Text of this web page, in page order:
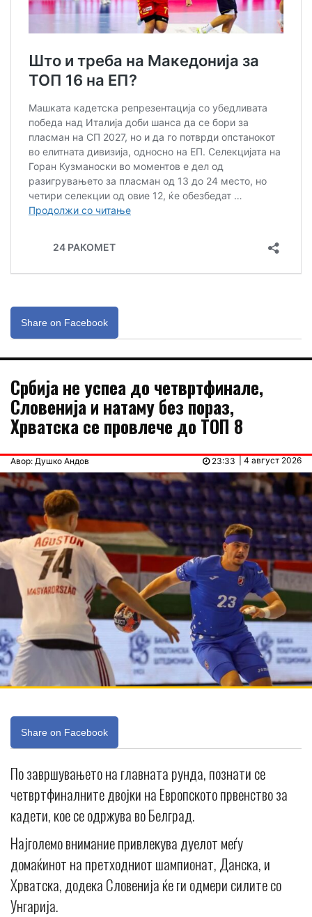
Share on Facebook
Србија не успеа до четвртфинале,
Словенија и натаму без пораз,
Хрватска се провлече до ТОП 8
Авор: Душко Андов | 4 август 2026
23:33
Share on Facebook
По завршувањето на главната рунда, познати се
четвртфиналните двојки на Европското првенство за
кадети, кое се одржува во Белград.
Најголемо внимание привлекува дуелот меѓу
домаќинот на претходниот шампионат, Данска, и
Хрватска, додека Словенија ќе ги одмери силите со
Унгарија.